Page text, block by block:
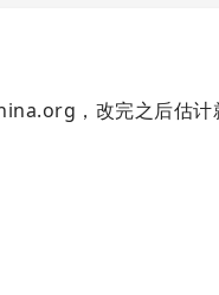
，改完之后估计